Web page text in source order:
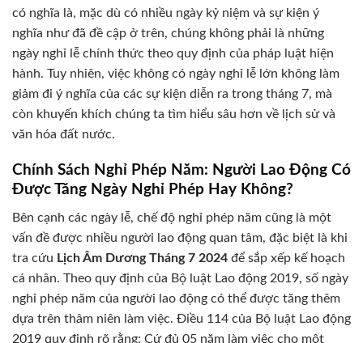
có nghĩa là, mặc dù có nhiều ngày kỷ niệm và sự kiện ý
nghĩa như đã đề cập ở trên, chúng không phải là những
ngày nghỉ lễ chính thức theo quy định của pháp luật hiện
hành. Tuy nhiên, việc không có ngày nghỉ lễ lớn không làm
giảm đi ý nghĩa của các sự kiện diễn ra trong tháng 7, mà
còn khuyến khích chúng ta tìm hiểu sâu hơn về lịch sử và
văn hóa đất nước.
Chính Sách Nghỉ Phép Năm: Người Lao Động Có
Được Tăng Ngày Nghỉ Phép Hay Không?
Bên cạnh các ngày lễ, chế độ nghỉ phép năm cũng là một
vấn đề được nhiều người lao động quan tâm, đặc biệt là khi
tra cứu Lịch Âm Dương Tháng 7 2024 để sắp xếp kế hoạch
cá nhân. Theo quy định của Bộ luật Lao động 2019, số ngày
nghỉ phép năm của người lao động có thể được tăng thêm
dựa trên thâm niên làm việc. Điều 114 của Bộ luật Lao động
2019 quy định rõ rằng: Cứ đủ 05 năm làm việc cho một